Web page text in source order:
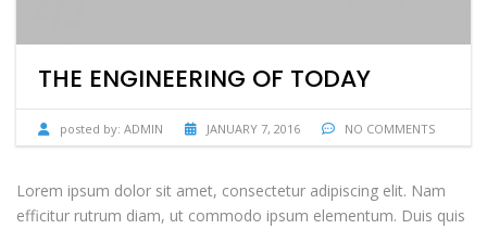
THE ENGINEERING OF TODAY
posted by: ADMIN JANUARY 7, 2016 NO COMMENTS
Lorem ipsum dolor sit amet, consectetur adipiscing elit. Nam
efficitur rutrum diam, ut commodo ipsum elementum. Duis quis